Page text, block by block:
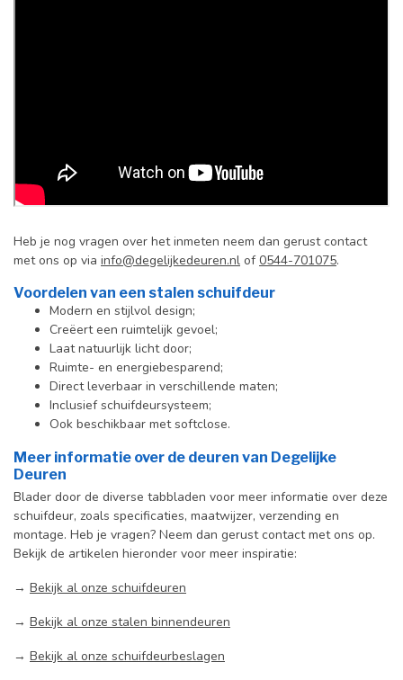
Heb je nog vragen over het inmeten neem dan gerust contact
met ons op via info@degelijkedeuren.nl of0544-701075.
Voordelen van een stalen schuifdeur
Modern en stijlvol design;
Creëert een ruimtelijk gevoel;
Laat natuurlijk licht door;
Ruimte- en energiebesparend;
Direct leverbaar in verschillende maten;
Inclusief schuifdeursysteem;
Ook beschikbaar met softclose.
Meer informatie over de deuren van Degelijke
Deuren
Blader door de diverse tabbladen voor meer informatie over deze
schuifdeur, zoals specificaties, maatwijzer, verzending en
montage. Heb je vragen? Neem dan gerust contact met ons op.
Bekijk de artikelen hieronder voor meer inspiratie:
→ Bekijk al onze schuifdeuren
→ Bekijk al onze stalen binnendeuren
→ Bekijk al onze schuifdeurbeslagen